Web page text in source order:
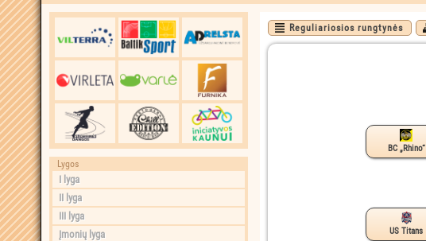
Lygos
I lyga
II lyga
III lyga
Įmonių lyga
Reguliariosios rungtynės
BC „Rhino“
US Titans